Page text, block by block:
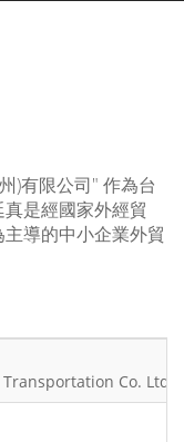
)有限公司" 作為台
是經國家外經貿
導的中小企業外貿
Co. Ltd.)